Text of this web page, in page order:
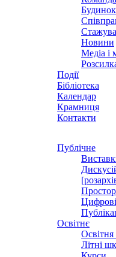
Будинок
Новини
Медіа і
Події
Бібліотека
Календар
Крамниця
Контакти
Публічне
Цифрові
Освітнє
Літні